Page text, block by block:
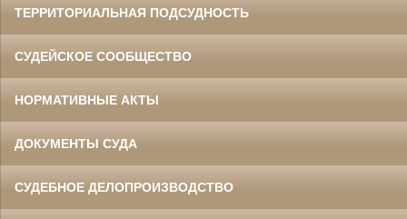
ТЕРРИТОРИАЛЬНАЯ ПОДСУДНОСТЬ
СУДЕЙСКОЕ СООБЩЕСТВО
НОРМАТИВНЫЕ АКТЫ
ДОКУМЕНТЫ СУДА
СУДЕБНОЕ ДЕЛОПРОИЗВОДСТВО